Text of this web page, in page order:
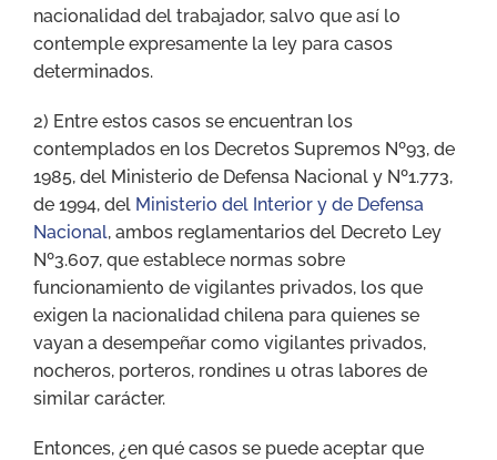
nacionalidad del trabajador, salvo que así lo
contemple expresamente la ley para casos
determinados.
2) Entre estos casos se encuentran los
contemplados en los Decretos Supremos Nº93, de
1985, del Ministerio de Defensa Nacional y Nº1.773,
de 1994, del Ministerio del Interior y de Defensa
Nacional, ambos reglamentarios del Decreto Ley
Nº3.607, que establece normas sobre
funcionamiento de vigilantes privados, los que
exigen la nacionalidad chilena para quienes se
vayan a desempeñar como vigilantes privados,
nocheros, porteros, rondines u otras labores de
similar carácter.
Entonces, ¿en qué casos se puede aceptar que